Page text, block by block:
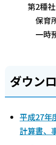
第2種
保育所
一時預
ダウン
平成27年
計算書、